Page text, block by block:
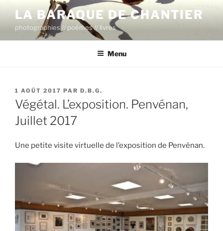
contenu
principal
LA BARAQUE DE CHANTIER
photographies // poèmes // livres
Menu
PUBLIÉ
LE
1 AOÛT 2017 PAR D.B.G.
Végétal. L’exposition. Penvénan,
Juillet 2017
Une petite visite virtuelle de l’exposition de Penvénan.